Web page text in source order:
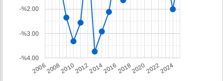
2006200820102012201420162018202020222024
-%4.00
-%3.00
-%2.00